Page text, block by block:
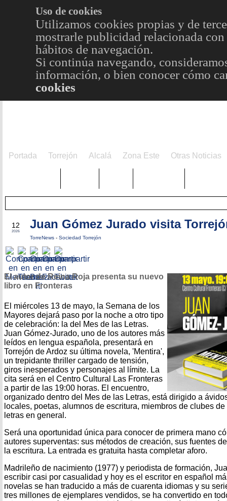
Uso de cookies
Utilizamos cookies propias y de
mostrarle publicidad relacionada
hábitos de navegación.
Si continúa navegando,
información, o bien conocer cómo
cookies
Portada Torrejón Alcalá Zona Este Otras Noticias
12
2026
Juan Gómez Jurado visita
TorreNews - Sociedad Torrejón
El autor de Reina Roja presenta su nuevo
libro en Fronteras
El miércoles 13 de mayo, la Semana de los
Mayores dejará paso por la noche a otro tipo
de celebración: la del Mes de las Letras.
Juan Gómez-Jurado, uno de los autores más
leídos en lengua española, presentará en
Torrejón de Ardoz su última novela, 'Mentira',
un trepidante thriller cargado de tensión,
giros inesperados y personajes al límite. La
cita será en el Centro Cultural Las Fronteras
a partir de las 19:00 horas. El encuentro,
organizado dentro del Mes de las Letras, está dirigido a
locales, poetas, alumnos de escritura, miembros de clubes
letras en general.
Será una oportunidad única para conocer de primera mano
autores superventas: sus métodos de creación, sus fuentes
la escritura. La entrada es gratuita hasta completar aforo.
Madrileño de nacimiento (1977) y periodista de formación,
escribir casi por casualidad y hoy es el escritor en español
novelas se han traducido a más de cuarenta idiomas y su
tres millones de ejemplares vendidos, se ha convertido en